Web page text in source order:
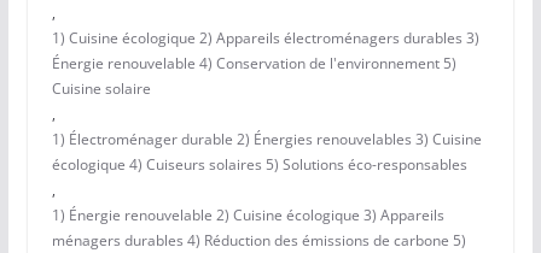
,
1) Cuisine écologique 2) Appareils électroménagers durables 3)
Énergie renouvelable 4) Conservation de l'environnement 5)
Cuisine solaire
,
1) Électroménager durable 2) Énergies renouvelables 3) Cuisine
écologique 4) Cuiseurs solaires 5) Solutions éco-responsables
,
1) Énergie renouvelable 2) Cuisine écologique 3) Appareils
ménagers durables 4) Réduction des émissions de carbone 5)